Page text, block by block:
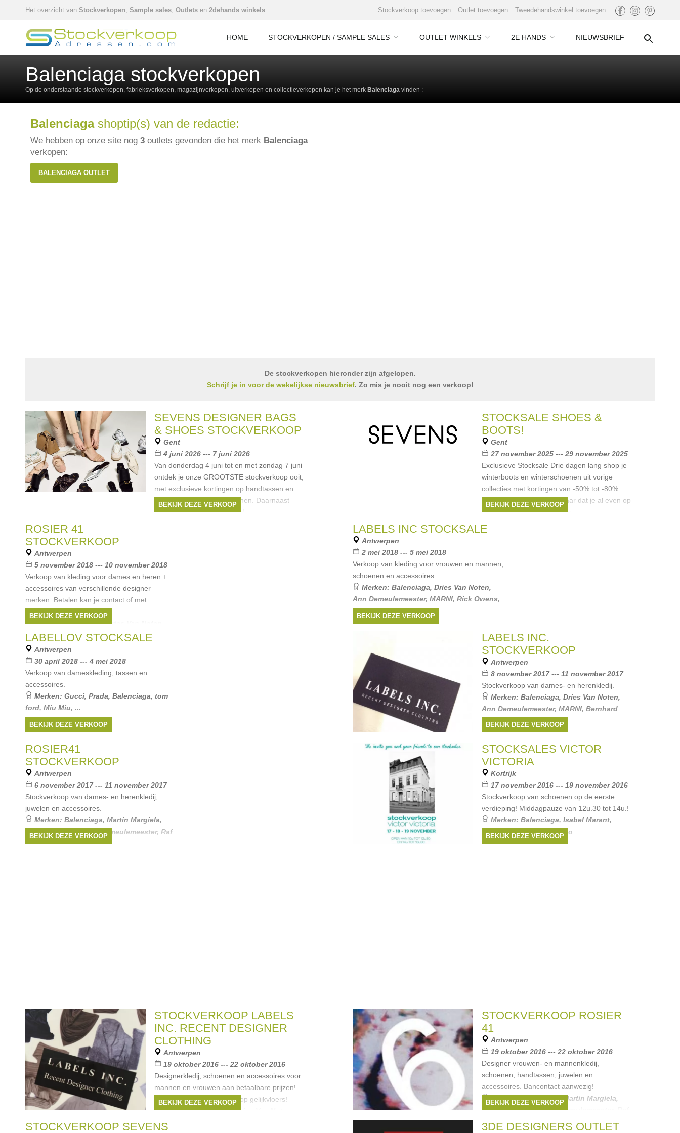
Het overzicht van Stockverkopen, Sample sales, Outlets en 2dehands winkels. Stockverkoop toevoegen Outlet toevoegen Tweedehandswinkel toevoegen
HOME STOCKVERKOPEN / SAMPLE SALES OUTLET WINKELS 2E HANDS NIEUWSBRIEF
Balenciaga stockverkopen
Op de onderstaande stockverkopen, fabrieksverkopen, magazijnverkopen, uitverkopen en collectieverkopen kan je het merk Balenciaga vinden :
Balenciagashoptip(s) van de redactie:
We hebben op onze site nog 3 outlets gevonden die het merk Balenciaga
verkopen:
BALENCIAGA OUTLET
De stockverkopen hieronder zijn afgelopen.
Schrijf je in voor de wekelijkse nieuwsbrief. Zo mis je nooit nog een verkoop!
SEVENS DESIGNER BAGS
& SHOES STOCKVERKOOP
Gent
4 juni 2026 --- 7 juni 2026
Van donderdag 4 juni tot en met zondag 7 juni
ontdek je onze GROOTSTE stockverkoop ooit,
met exclusieve kortingen op handtassen en
schoenen uit vorige seizoenen. Daarnaast
geniet je in de schoenwinkel
BEKIJK DEZE VERKOOP
STOCKSALE SHOES &
BOOTS!
Gent
27 november 2025 --- 29 november 2025
Exclusieve Stocksale Drie dagen lang shop je
winterboots en winterschoenen uit vorige
collecties met kortingen van -50% tot -80%.
Een unieke kans om dat paar dat je al even op
het oog had, of een stijlvolle
Fendi
BEKIJK DEZE VERKOOP
ROSIER 41
STOCKVERKOOP
Antwerpen
5 november 2018 --- 10 november 2018
Verkoop van kleding voor dames en heren +
accessoires van verschillende designer
merken. Betalen kan je contact of met
bankkaart.
Merken:Balenciaga,Dries Van Noten
Ann Demeulemeester,Raf Simons Isabel
Marant
BEKIJK DEZE VERKOOP
LABELS INC STOCKSALE
Antwerpen
2 mei 2018 --- 5 mei 2018
Verkoop van kleding voor vrouwen en mannen,
schoenen en accessoires.
Merken: Balenciaga, Dries Van Noten,
Ann Demeulemeester, MARNI, Rick Owens,
...
BEKIJK DEZE VERKOOP
LABELLOV STOCKSALE
Antwerpen
30 april 2018 --- 4 mei 2018
Verkoop van dameskleding, tassen en
accessoires.
Merken: Gucci, Prada, Balenciaga, tom
ford, Miu Miu, ...
BEKIJK DEZE VERKOOP
LABELS INC.
STOCKVERKOOP
Antwerpen
8 november 2017 --- 11 november 2017
Stockverkoop van dames- en herenkledij.
Merken: Balenciaga, Dries Van Noten,
Ann Demeulemeester, MARNI, Bernhard
Willhelm , ...
BEKIJK DEZE VERKOOP
ROSIER41
STOCKVERKOOP
Antwerpen
6 november 2017 --- 11 november 2017
Stockverkoop van dames- en herenkledij,
juwelen en accessoires.
Merken: Balenciaga, Martin Margiela,
Dries Van Noten,Ann Demeulemeester, Raf
Simons, ...
BEKIJK DEZE VERKOOP
STOCKSALES VICTOR
VICTORIA
Kortrijk
17 november 2016 --- 19 november 2016
Stockverkoop van schoenen op de eerste
verdieping! Middagpauze van 12u.30 tot 14u.!
Merken: Balenciaga, Isabel Marant,
Sergio Rossi, Jimmy Choo
BEKIJK DEZE VERKOOP
STOCKVERKOOP LABELS
INC. RECENT DESIGNER
CLOTHING
Antwerpen
19 oktober 2016 --- 22 oktober 2016
Designerkledij, schoenen en accessoires voor
mannen en vrouwen aan betaalbare prijzen!
Bancontact enkel mogelijk op gelijkvloers!
Merken:Balenciaga,Dries Van Noten
Ann Demeulemeester
BEKIJK DEZE VERKOOP
STOCKVERKOOP ROSIER
41
Antwerpen
19 oktober 2016 --- 22 oktober 2016
Designer vrouwen- en mannenkledij,
schoenen, handtassen, juwelen en
accessoires. Bancontact aanwezig!
Merken:Balenciaga,Martin Margiela,
Dries Van Noten,Ann Demeulemeester
Simons, ...
BEKIJK DEZE VERKOOP
STOCKVERKOOP SEVENS
3DE DESIGNERS OUTLET